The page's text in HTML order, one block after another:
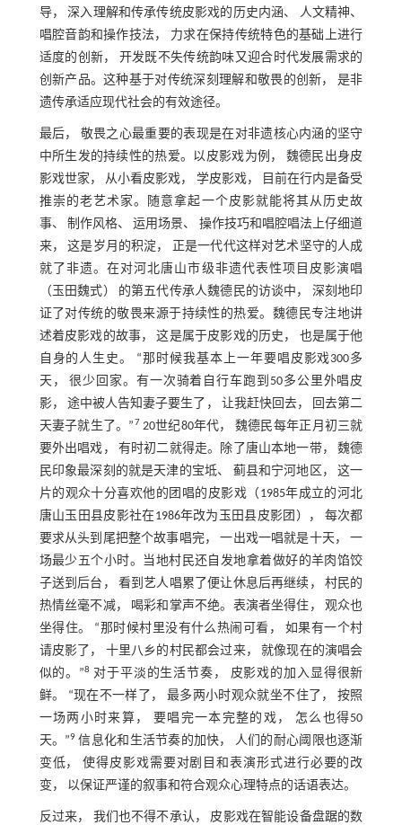
导， 深入理解和传承传统皮影戏的历史内涵、 人文精神、
唱腔音韵和操作技法， 力求在保持传统特色的基础上进行
适度的创新， 开发既不失传统韵味又迎合时代发展需求的
创新产品。这种基于对传统深刻理解和敬畏的创新， 是非
遗传承适应现代社会的有效途径。
最后， 敬畏之心最重要的表现是在对非遗核心内涵的坚守
中所生发的持续性的热爱。以皮影戏为例， 魏德民出身皮
影戏世家， 从小看皮影戏， 学皮影戏， 目前在行内是备受
推崇的老艺术家。随意拿起一个皮影就能将其从历史故
事、 制作风格、 运用场景、 操作技巧和唱腔唱法上仔细道
来， 这是岁月的积淀， 正是一代代这样对艺术坚守的人成
就了非遗。在对河北唐山市级非遗代表性项目皮影演唱
（玉田魏式） 的第五代传承人魏德民的访谈中， 深刻地印
证了对传统的敬畏来源于持续性的热爱。魏德民专注地讲
述着皮影戏的故事， 这是属于皮影戏的历史， 也是属于他
自身的人生史。 “那时候我基本上一年要唱皮影戏300多
天， 很少回家。有一次骑着自行车跑到50多公里外唱皮
影， 途中被人告知妻子要生了， 让我赶快回去， 回去第二
天妻子就生了。”7 20世纪80年代， 魏德民每年正月初三就
要外出唱戏， 有时初二就得走。除了唐山本地一带， 魏德
民印象最深刻的就是天津的宝坻、 蓟县和宁河地区， 这一
片的观众十分喜欢他的团唱的皮影戏（1985年成立的河北
唐山玉田县皮影社在1986年改为玉田县皮影团）， 每次都
要求从头到尾把整个故事唱完， 一出戏一唱就是十天， 一
场最少五个小时。当地村民还自发地拿着做好的羊肉馅饺
子送到后台， 看到艺人唱累了便让休息后再继续， 村民的
热情丝毫不减， 喝彩和掌声不绝。表演者坐得住， 观众也
坐得住。 “那时候村里没有什么热闹可看， 如果有一个村
请皮影了， 十里八乡的村民都会过来， 就像现在的演唱会
似的。”8 对于平淡的生活节奏， 皮影戏的加入显得很新
鲜。 “现在不一样了， 最多两小时观众就坐不住了， 按照
一场两小时来算， 要唱完一本完整的戏， 怎么也得50
天。”9 信息化和生活节奏的加快， 人们的耐心阈限也逐渐
变低， 使得皮影戏需要对剧目和表演形式进行必要的改
变， 以保证严谨的叙事和符合观众心理特点的话语表达。
反过来， 我们也不得不承认， 皮影戏在智能设备盘踞的数